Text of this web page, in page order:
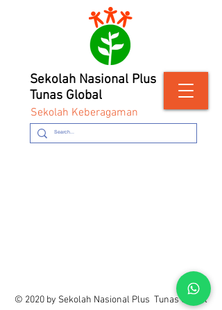
Sekolah Keberagaman
Sekolah Nasional Plus
Tunas Global
© 2020 by Sekolah Nasional Plus Tunas Global